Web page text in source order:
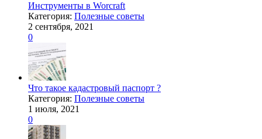
Инструменты в Worcraft
Категория: Полезные советы
2 сентября, 2021
0
Что такое кадастровый паспорт ?
Категория: Полезные советы
1 июля, 2021
0